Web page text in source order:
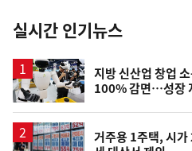
뉴
스
실시간 인기뉴스
지방 신산업 창업
100% 감면…성장
거주용 1주택, 시